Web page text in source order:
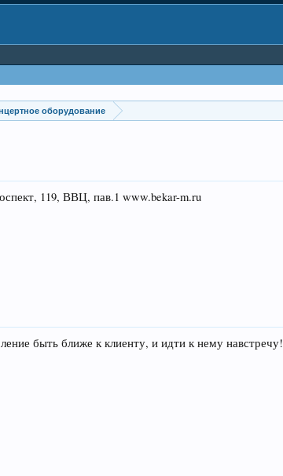
оборудование
119, ВВЦ, пав.1 www.bekar-m.ru
быть ближе к клиенту, и идти к нему навстречу!